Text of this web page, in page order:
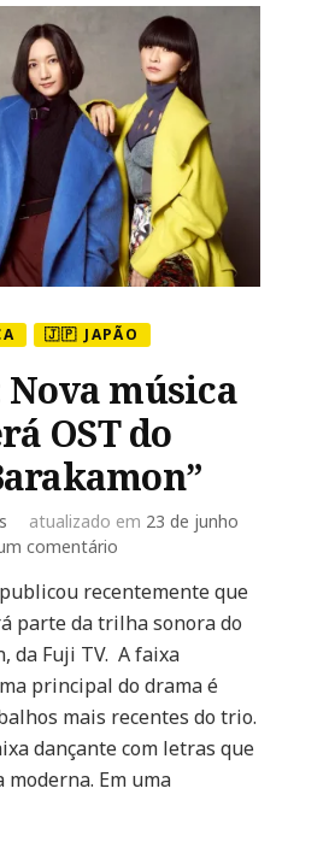
🇯🇵 JAPÃO
música
OST do
atualizado em 23 de junho
comentárioem
Nova
música
do
será
OST
do
drama
recentemente que
parte da trilha sonora do
da Fuji TV. A faixa
principal do drama é
mais recentes do trio.
dançante com letras que
Em uma